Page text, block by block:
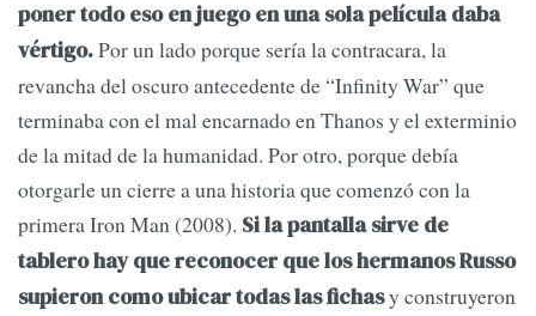
poner todo eso en juego en una sola película daba
vértigo.Por un lado porque sería la contracara, la
revancha del oscuro antecedente de “Infinity War” que
terminaba con el mal encarnado en Thanos y el exterminio
de la mitad de la humanidad. Por otro, porque debía
otorgarle un cierre a una historia que comenzó con la
primera Iron Man (2008). Si la pantalla sirve de
tablero hay que reconocer que los hermanos Russo
supieron como ubicar todas las fichasy construyeron